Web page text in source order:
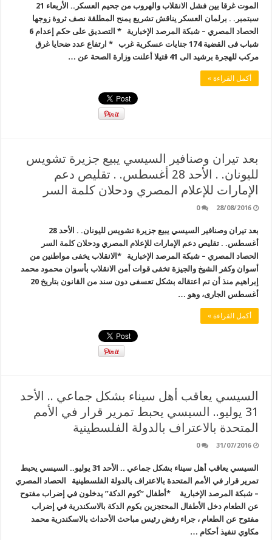
الموت غرقا بين فشل الانقلاب والهروب من جحيم العسكر.. الأربعاء 21
سبتمبر. . برلمان العسكر يناقش تشريع يمنح المطلقة نصف ثروة زوجها
الحصاد المصري – شبكة المرصد الإخبارية * التصديق على حكم إعدام 6
شباب فى القضية 174 جنايات عسكرية غرب * ارتفاع عدد ضحايا غرق
مركب للهجرة برشيد الى 41 قتيلا أعلنت وزارة الصحة عن …
أكمل القراءة »
بعد تيران وصنافير السيسي يبيع جزيرة تشويس
لليونان. . الأحد 28 أغسطس. . تقليص دعم
الإمارات للإعلام المصري ودحلان كلمة السر
28/08/2016
0
بعد تيران وصنافير السيسي يبيع جزيرة تشويس لليونان. . الأحد 28
أغسطس. . تقليص دعم الإمارات للإعلام المصري ودحلان كلمة السر
الحصاد المصري – شبكة المرصد الإخبارية *الانقلاب يخفى مواطنين من
أسوان وكفر الشيخ والجيزة تخفى قوات أمن الانقلاب بأسوان محمود محمد
إبراهيم منذ أن تم اعتقاله بشكل تعسفى دون سند من القانون بتاريخ 20
أغسطس الجارى، وهو …
أكمل القراءة »
السيسي يعاقب أهل سيناء بشكل جماعي .. الأحد
31 يوليو.. السيسي يحبط تمرير قرار في الأمم
المتحدة بالاعتراف بالدولة الفلسطينية
31/07/2016
0
السيسي يعاقب أهل سيناء بشكل جماعي .. الأحد 31 يوليو.. السيسي يحبط
تمرير قرار في الأمم المتحدة بالاعتراف بالدولة الفلسطينية الحصاد المصري
– شبكة المرصد الإخبارية *أطفال “كوم الدكة” يدخلون في إضراب مفتوح
عن الطعام دخل الأطفال المحتجزين بكوم الدكة بالاسكندرية في إضراب
مفتوح عن الطعام ، جراء رفض رئيس مباحث الأحداث بالاسكندرية محمد
مكاوي تنفيذ أحكام …